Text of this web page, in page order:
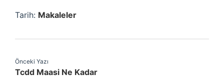
Tarih: Makaleler
Önceki Yazı
Tcdd Maasi Ne Kadar